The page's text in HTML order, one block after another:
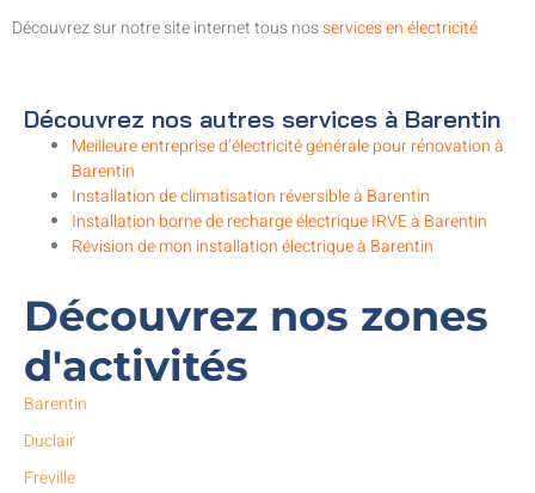
Découvrez sur notre site internet tous nosservices en électricité
Découvrez nos autres services à Barentin
Meilleure entreprise d’électricité générale pour rénovation à
Barentin
Installation de climatisation réversible à Barentin
Installation borne de recharge électrique IRVE à Barentin
Révision de mon installation électrique à Barentin
Découvrez nos zones
d'activités
Barentin
Duclair
Freville